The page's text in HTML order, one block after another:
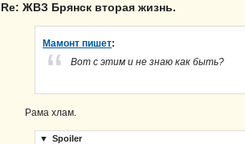
Re: ЖВЗ Брянск вторая жизнь.
Мамонт пишет:
Вот с этим и не знаю как быть?
Рама хлам.
▼ Spoiler